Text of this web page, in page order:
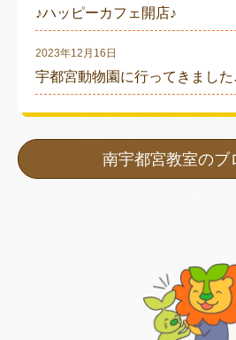
♪ハッピーカフェ開店♪
2023年12月16日
宇都宮動物園に行ってきました
南宇都宮教室のブ